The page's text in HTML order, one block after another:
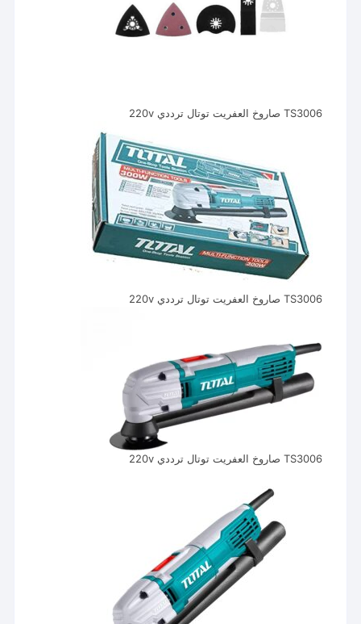
TS3006 صاروخ العفريت توتال ترددي 220v
TS3006 صاروخ العفريت توتال ترددي 220v
TS3006 صاروخ العفريت توتال ترددي 220v